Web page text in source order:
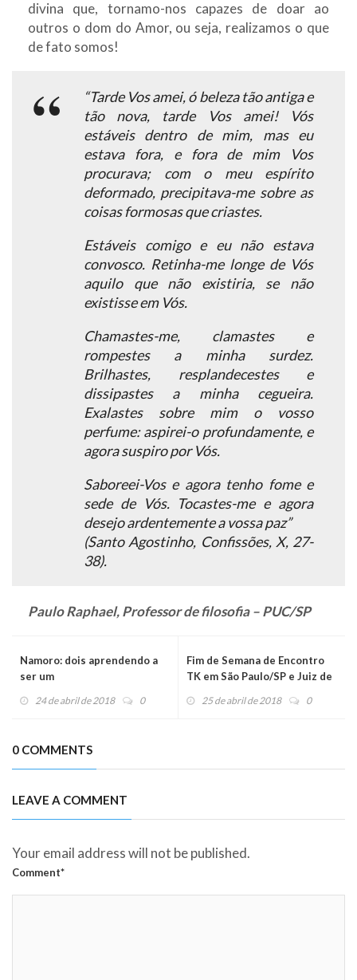
divina que, tornamo-nos capazes de doar ao
outros o dom do Amor, ou seja, realizamos o que
de fato somos!
“Tarde Vos amei, ó beleza tão antiga e
tão nova, tarde Vos amei! Vós
estáveis dentro de mim, mas eu
estava fora, e fora de mim Vos
procurava; com o meu espírito
deformado, precipitava-me sobre as
coisas formosas que criastes.
Estáveis comigo e eu não estava
convosco. Retinha-me longe de Vós
aquilo que não existiria, se não
existisse em Vós.
Chamastes-me, clamastes e
rompestes a minha surdez.
Brilhastes, resplandecestes e
dissipastes a minha cegueira.
Exalastes sobre mim o vosso
perfume: aspirei-o profundamente, e
agora suspiro por Vós.
Saboreei-Vos e agora tenho fome e
sede de Vós. Tocastes-me e agora
desejo ardentemente a vossa paz”
(Santo Agostinho, Confissões, X, 27-
38).
Paulo Raphael, Professor de filosofia – PUC/SP
Namoro: dois aprendendo a
ser um
24 de abril de 2018 0
Fim de Semana de Encontro
TK em São Paulo/SP e Juiz de
25 de abril de 2018 0
0 COMMENTS
LEAVE A COMMENT
Your email address will not be published.
Comment*